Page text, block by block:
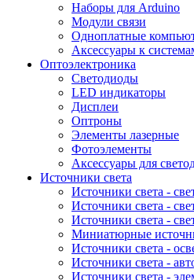
Наборы для Arduino
Модули связи
Одноплатные
Аксессуары к
Oптоэлектроника
Светодиоды
LED индикаторы
Дисплеи
Оптроны
Элементы лазерные
Фотоэлементы
Аксессуары для
Источники света
Источники света -
Источники света -
Источники света -
Миниатюрные
Источники света -
Источники света -
Источники света -